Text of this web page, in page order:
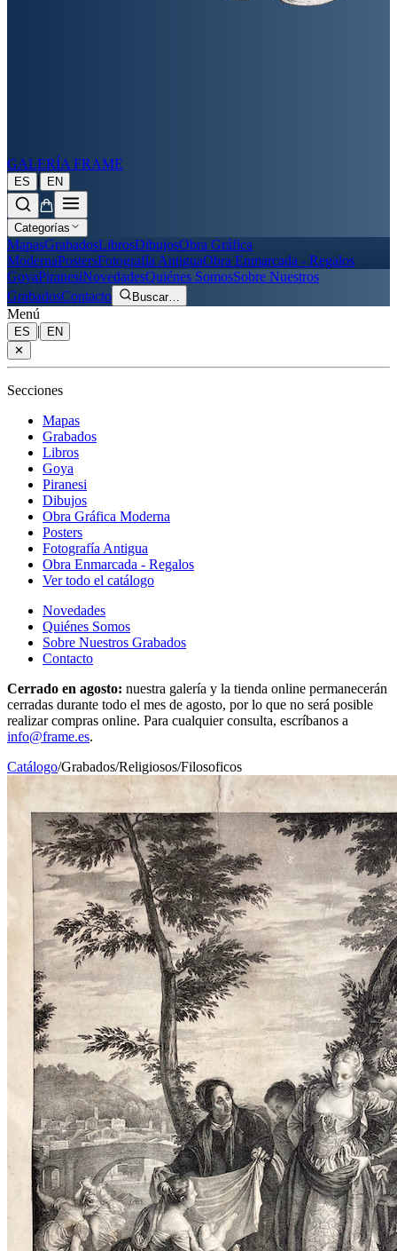
GALERÍA FRAME
ES | EN
Categorías
MapasGrabadosLibrosDibujosObra Gráfica
ModernaPostersFotografía AntiguaObra Enmarcada - Regalos
GoyaPiranesiNovedadesQuiénes SomosSobre Nuestros
GrabadosContacto Buscar…
Menú
ES |
EN
✕
Secciones
Mapas
Grabados
Libros
Goya
Piranesi
Dibujos
Obra Gráfica Moderna
Posters
Fotografía Antigua
Obra Enmarcada - Regalos
Ver todo el catálogo
Novedades
Quiénes Somos
Sobre Nuestros Grabados
Contacto
Cerrado en agosto: nuestra galería y la tienda online permanecerán
cerradas durante todo el mes de agosto, por lo que no será posible
realizar compras online. Para cualquier consulta, escríbanos a
info@frame.es.
Catálogo/Grabados/Religiosos/Filosoficos